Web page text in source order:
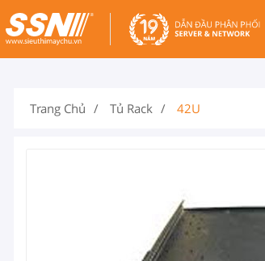
Trang Chủ Tủ Rack 42U